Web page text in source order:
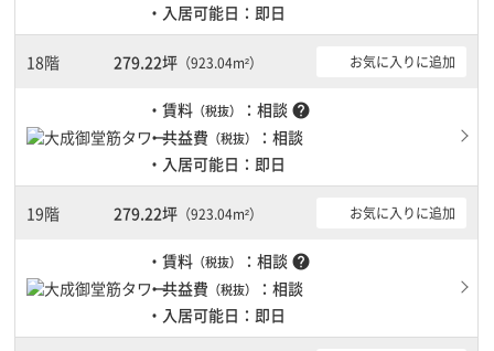
・入居可能日：即日
18階 279.22坪 （923.04m²） お気に入りに追加
・賃料 （税抜） ：相談 help
・共益費 （税抜）
：相談
・入居可能日：即日
19階 279.22坪 （923.04m²） お気に入りに追加
・賃料 （税抜） ：相談 help
・共益費 （税抜）
：相談
・入居可能日：即日